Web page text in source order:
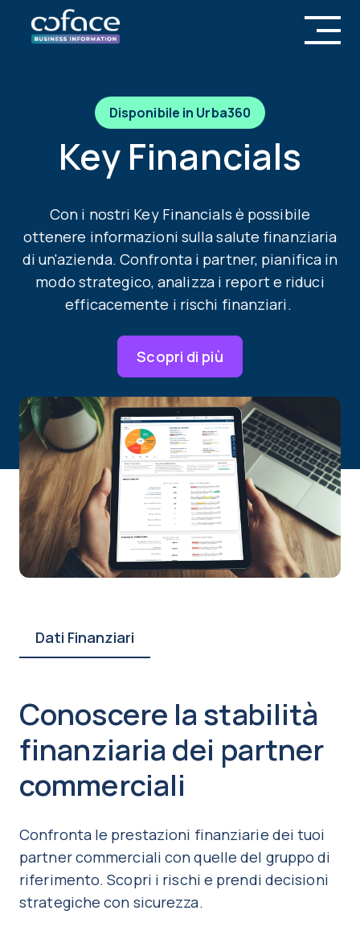
Disponibile in Urba360
Key Financials
Con i nostri Key Financials è possibile
ottenere informazioni sulla salute finanziaria
di un'azienda. Confronta i partner, pianifica in
modo strategico, analizza i report e riduci
efficacemente i rischi finanziari.
Scopri di più
Dati Finanziari
Conoscere la stabilità
finanziaria dei partner
commerciali
Confronta le prestazioni finanziarie dei tuoi
partner commerciali con quelle del gruppo di
riferimento. Scopri i rischi e prendi decisioni
strategiche con sicurezza.